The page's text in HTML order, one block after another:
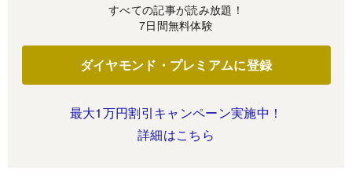
すべての記事が読み放題！
7日間無料体験
ダイヤモンド・プレミアムに登録
最大1万円割引キャンペーン実施中！
詳細はこちら